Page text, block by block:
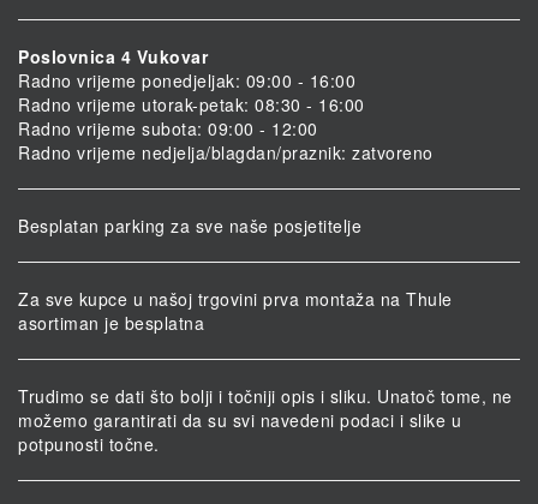
Poslovnica 4 Vukovar
Radno vrijeme ponedjeljak: 09:00 - 16:00
Radno vrijeme utorak-petak: 08:30 - 16:00
Radno vrijeme subota: 09:00 - 12:00
Radno vrijeme nedjelja/blagdan/praznik: zatvoreno
Besplatan parking za sve naše posjetitelje
Za sve kupce u našoj trgovini prva montaža na Thule
asortiman je besplatna
Trudimo se dati što bolji i točniji opis i sliku. Unatoč tome, ne
možemo garantirati da su svi navedeni podaci i slike u
potpunosti točne.